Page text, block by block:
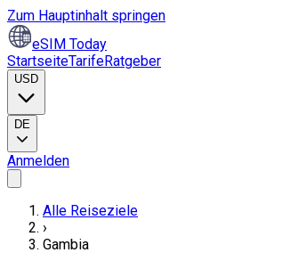
Zum Hauptinhalt springen
eSIM Today
StartseiteTarifeRatgeber
USD
DE
Anmelden
Alle Reiseziele
›
Gambia